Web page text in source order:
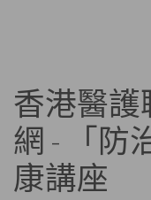
香港醫護
網 - 「防
康講座